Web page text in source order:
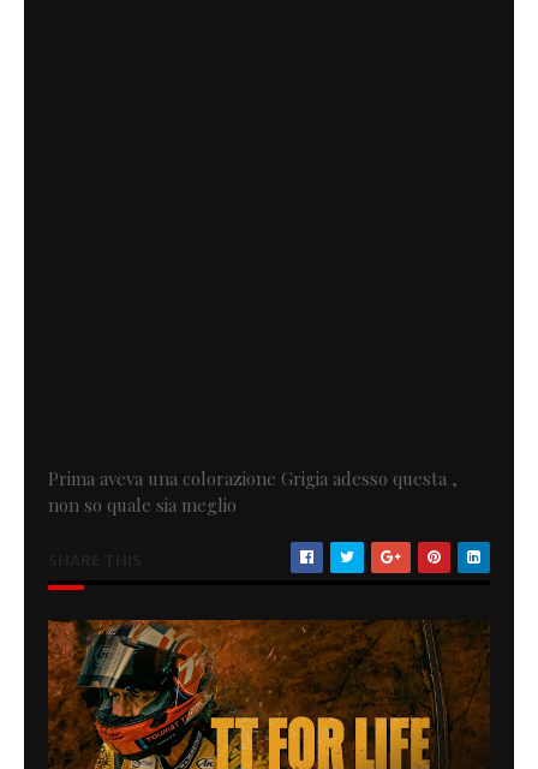
Prima aveva una colorazione Grigia adesso questa ,
non so quale sia meglio